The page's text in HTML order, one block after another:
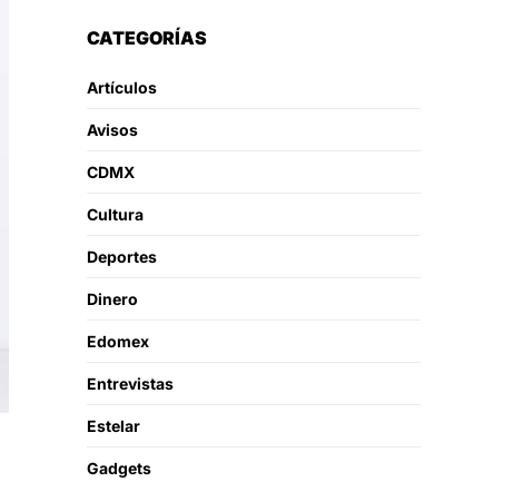
CATEGORÍAS
Artículos
Avisos
CDMX
Cultura
Deportes
Dinero
Edomex
Entrevistas
Estelar
Gadgets